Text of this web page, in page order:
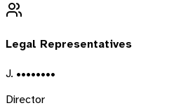
Legal Representatives
J. ••••••••
Director